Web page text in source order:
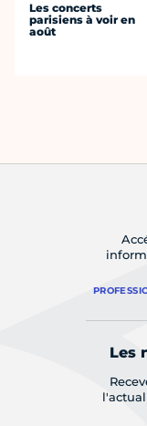
Les concerts
parisiens à voir en
août
Les